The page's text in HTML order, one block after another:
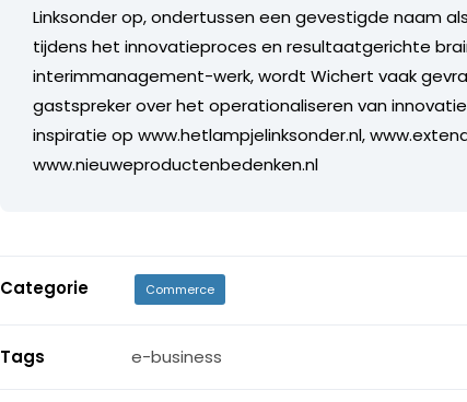
Linksonder op, ondertussen een gevestigde naam
tijdens het innovatieproces en resultaatgerichte
interimmanagement-werk, wordt Wichert vaak
gastspreker over het operationaliseren van
inspiratie op www.hetlampjelinksonder.nl,
www.nieuweproductenbedenken.nl
Categorie Commerce
Tags e-business